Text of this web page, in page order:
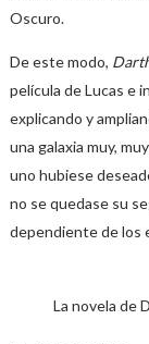
Oscuro.
De este modo,
película de Lucas e
explicando y
una galaxia muy,
uno hubiese
no se quedase su
dependiente de los
La novela de